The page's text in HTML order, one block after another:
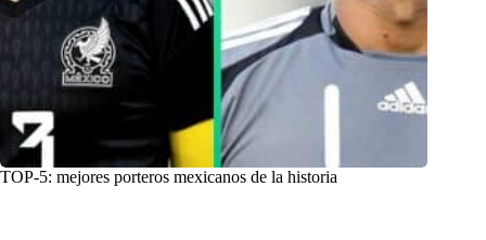
TOP-5: mejores porteros mexicanos de la historia